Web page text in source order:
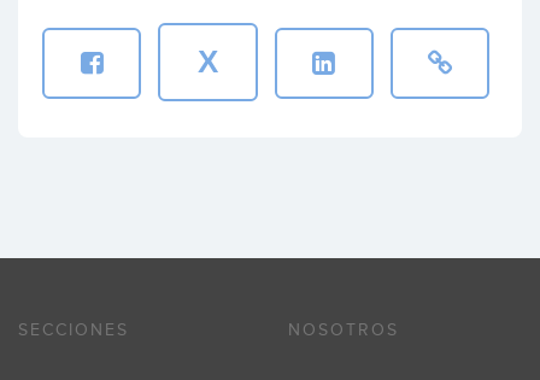
X
SECCIONES NOSOTROS